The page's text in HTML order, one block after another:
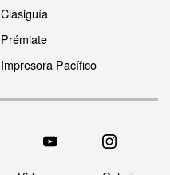
Clasiguía
Prémiate
Impresora Pacífico